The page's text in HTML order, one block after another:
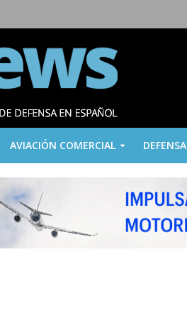
AVIACIÓN COMERCIAL DEFENSA